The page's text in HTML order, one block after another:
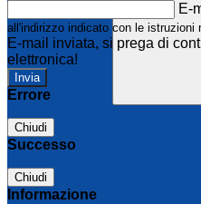
E-
all'indirizzo indicato con le istruzioni
E-mail inviata, si prega di
elettronica!
Errore
Chiudi
Successo
Chiudi
Informazione